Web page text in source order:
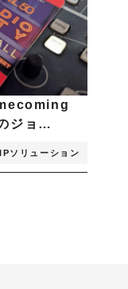
ジョ…
IPソリューション